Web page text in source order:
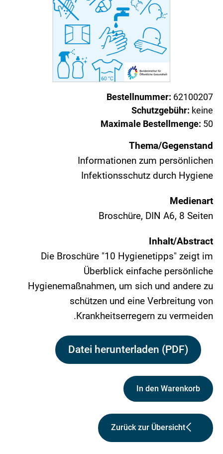
Bestellnummer: 62100207
Schutzgebühr: keine
Maximale Bestellmenge: 50
Thema/Gegenstand
Informationen zum persönlichen
Infektionsschutz durch Hygiene
Medienart
Broschüre, DIN A6, 8 Seiten
Inhalt/Abstract
Die Broschüre "10 Hygienetipps" zeigt im
Überblick einfache persönliche
Hygienemaßnahmen, um sich und andere zu
schützen und eine Verbreitung von
Krankheitserregern zu vermeiden.
Datei herunterladen (PDF)
In den Warenkorb
Zurück zur Übersicht